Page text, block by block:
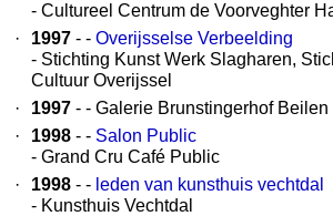
- Cultureel Centrum de Voorveghter
·
1997 - - Overijsselse Verbeelding
- Stichting Kunst Werk Slagharen,
Cultuur Overijssel
·
1997 - - Galerie Brunstingerhof Beilen
·
1998 - - Salon Public
- Grand Cru Café Public
·
1998 - - leden van kunsthuis vechtdal
- Kunsthuis Vechtdal